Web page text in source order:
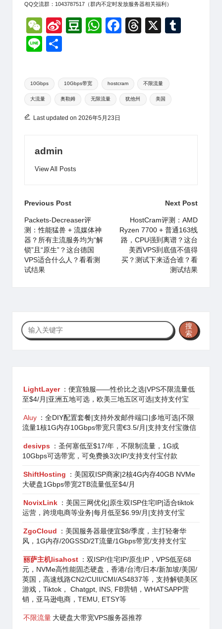
QQ交流群：1043787517（群内不定时发放服务器相关福利）
W
e
C
h
at
Si
W
ei
b
o
D
b
a
n
W
s
A
p
p
F
e
b
o
T
a
d
s
X
Li
e
Tags:
10Gbps 10Gbps带宽 hostcram 不限流量
大流量 奥勒姆 无限流量 犹他州 美国
Last updated on 2026年5月23日
admin
View All Posts
Post
navigation
Previous Post
Packets-Decreaser评
测：性能猛兽 + 流媒体神
器？所有主流服务均为“解
锁”且“原生”？这台德国
VPS适合什么人？看看测
试结果
Next Post
HostCram评测：AMD
Ryzen 7700 + 普通163线
路，CPU强到离谱？这台
美西VPS到底值不值得
买？测试下来适合谁？看
测试结果
搜
索
搜
索
LightLayer ：便宜独服——性价比之选|VPS不限流量低
至$4/月|亚洲五地可选，欧美三地五区可选|支持支付宝
Aluy ：全DIY配置套餐|支持外发邮件端口|多地可选|不限
流量1核1G内存10Gbps带宽只需€3.5/月|支持支付宝微信
desivps
：圣何塞低至$17/年，不限制流量，1G或
10Gbps可选带宽，可免费换3次IP/支持支付宝付款
ShiftHosting
：美国双ISP商家|2核4G内存40GB NVMe
大硬盘1Gbps带宽2TB流量低至$4/月
NovixLink ：美国三网优化|原生双ISP住宅IP|适合tiktok
运营，跨境电商等业务|每月低至$6.99/月|支持支付宝
ZgoCloud
：美国服务器最便宜$8/季度，主打轻奢华
风，1G内存/20GSSD/2T流量/1Gbps带宽/支持支付宝
丽萨主机lisahost ：双ISP/住宅IP/原生IP，VPS低至68
元，NVMe高性能固态硬盘，香港/台湾/日本/新加坡/美国/
英国，高速线路CN2/CUII/CMI/AS4837等，支持解锁美区
游戏，Tiktok， Chatgpt, INS, FB营销，WHATSAPP营
销，亚马逊电商，TEMU, ETSY等
不限流量 大硬盘大带宽VPS服务器推荐